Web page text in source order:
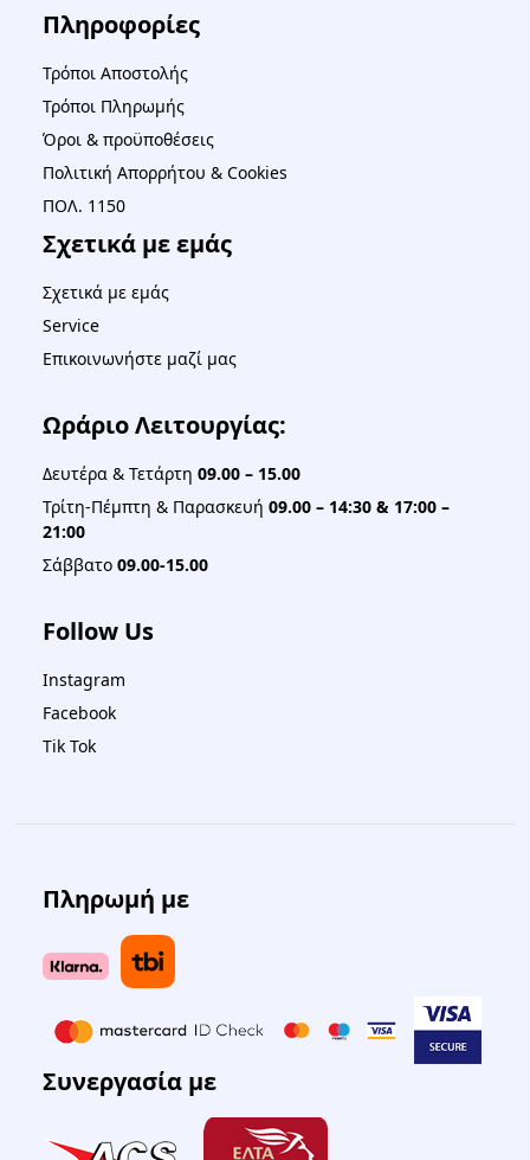
Πληροφορίες
Τρόποι Αποστολής
Τρόποι Πληρωμής
Όροι & προϋποθέσεις
Πολιτική Απορρήτου & Cookies
ΠΟΛ. 1150
Σχετικά με εμάς
Σχετικά με εμάς
Service
Επικοινωνήστε μαζί μας
Ωράριο Λειτουργίας:
Δευτέρα & Τετάρτη 09.00 – 15.00
Τρίτη-Πέμπτη & Παρασκευή 09.00 – 14:30 & 17:00 –
21:00
Σάββατο 09.00-15.00
Follow Us
Instagram
Facebook
Tik Tok
Πληρωμή με
Συνεργασία με